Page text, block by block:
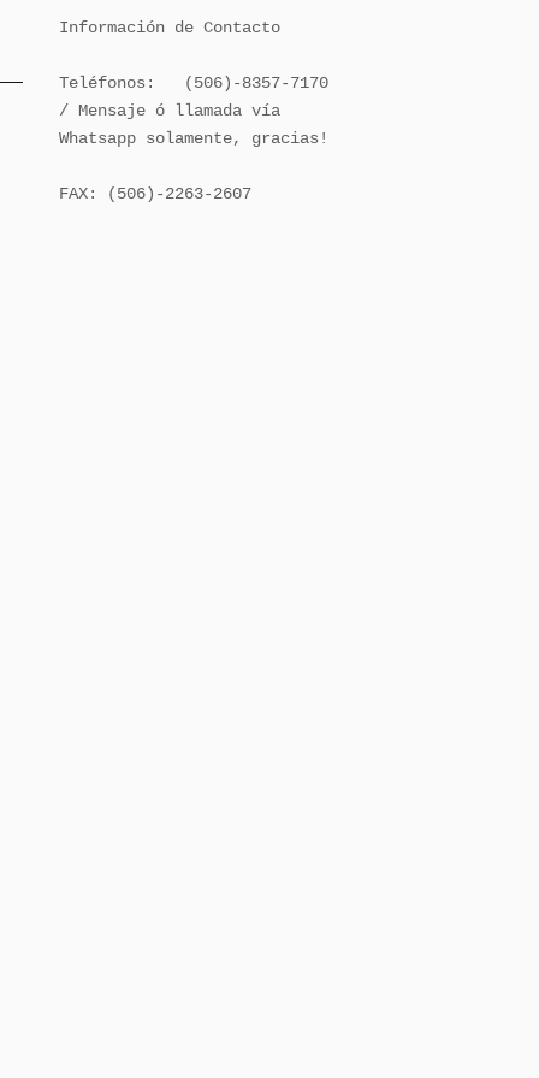
Información de Contacto
Teléfonos:   (506)-8357-7170
/ Mensaje ó llamada vía
Whatsapp solamente, gracias!
FAX: (506)-2263-2607